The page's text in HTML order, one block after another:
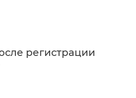
регистрации